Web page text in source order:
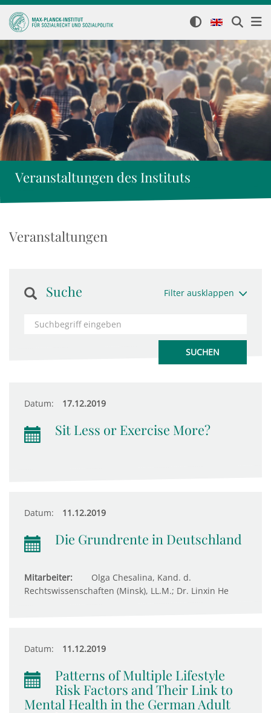
Veranstaltungen des Instituts
Veranstaltungen
Suche Filter ausklappen
Datum: 17.12.2019
Sit Less or Exercise More?
Datum: 11.12.2019
Die Grundrente in Deutschland
Mitarbeiter:
Olga Chesalina, Kand. d.
Rechtswissenschaften (Minsk), LL.M.; Dr. Linxin He
Datum: 11.12.2019
Patterns of Multiple Lifestyle
Risk Factors and Their Link to
Mental Health in the German Adult